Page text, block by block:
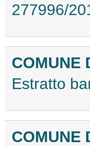
277996/
COMUNE
Estratto
COMUNE